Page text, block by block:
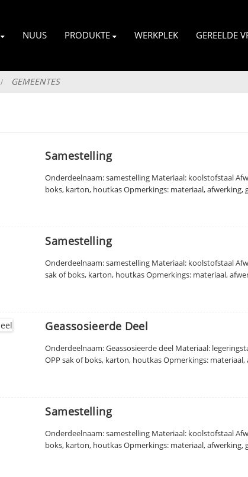
NUUS PRODUKTE WERKPLEK GEREELDE
GEMEENTES
Samestelling
Onderdeelnaam: samestelling Materiaal: koolstofstaal
boks, karton, houtkas Opmerkings: materiaal, afwerking,
Samestelling
Onderdeelnaam: samestelling Materiaal: koolstofstaal
sak of boks, karton, houtkas Opmerkings: materiaal,
Geassosieerde Deel
Onderdeelnaam: Geassosieerde deel Materiaal:
OPP sak of boks, karton, houtkas Opmerkings:
Samestelling
Onderdeelnaam: samestelling Materiaal: koolstofstaal
boks, karton, houtkas Opmerkings: materiaal, afwerking,